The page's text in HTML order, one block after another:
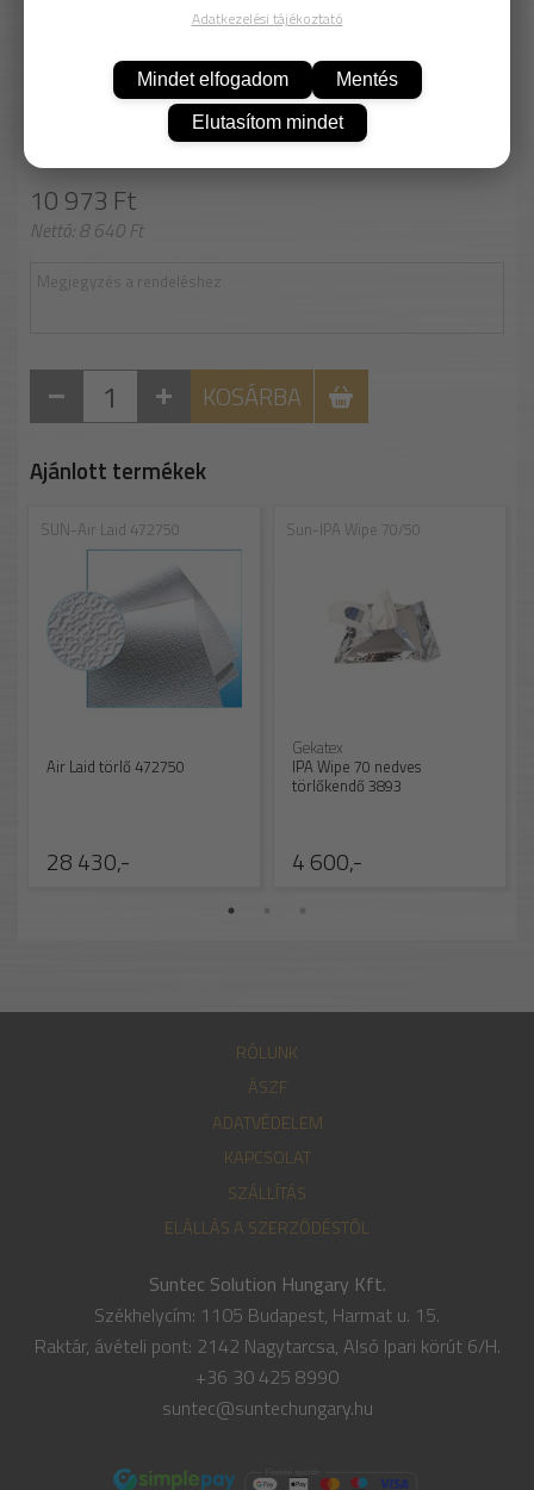
Ajánlott kiegészítők
ICP-118 alkoholos felületfertőtlenítő
10 973 Ft
Nettó: 8 640 Ft
KOSÁRBA
Ajánlott termékek
SUN-Air Laid 472750
28 430,-
Air Laid törlő 472750
Sun-IPA Wipe 70/50
4 600,-
Gekatex
IPA Wipe 70 nedves
törlőkendő 3893
RÓLUNK
ÁSZF
ADATVÉDELEM
KAPCSOLAT
SZÁLLÍTÁS
ELÁLLÁS A SZERZŐDÉSTŐL
Suntec Solution Hungary Kft.
Székhelycím: 1105 Budapest, Harmat u. 15.
Raktár, ávételi pont: 2142 Nagytarcsa, Alsó Ipari körút 6/H.
+36 30 425 8990
suntec@suntechungary.hu
Adatkezelési tájékoztató
Mindet elfogadom Mentés
Elutasítom mindet